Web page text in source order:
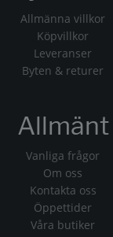
Allmänna villkor
Köpvillkor
Leveranser
Byten & returer
Allmänt
Vanliga frågor
Om oss
Kontakta oss
Öppettider
Våra butiker